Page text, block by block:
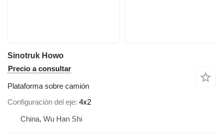
Sinotruk Howo
Precio a consultar
Plataforma sobre camión
Configuración del eje 4x2
China, Wu Han Shi